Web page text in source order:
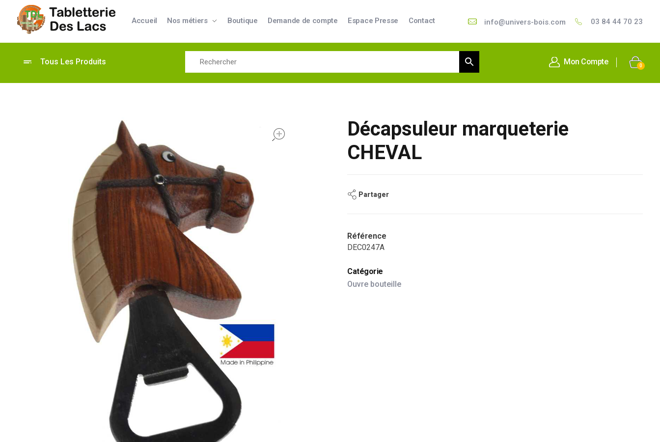
Tabletterie des Lacs
Accueil Nos métiers Boutique Demande de compte Espace Presse Contact info@univers-bois.com 03 84 44 70 23
Tous Les Produits Mon Compte 0
Décapsuleur marqueterie
CHEVAL
Partager
Référence
DEC0247A
Catégorie
Ouvre bouteille